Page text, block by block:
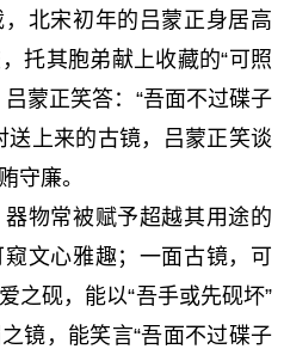
北宋初年的吕蒙正身居高
托其胞弟献上收藏的“可照
蒙正笑答：“吾面不过碟子
送上来的古镜，吕蒙正笑谈
守廉。
物常被赋予超越其用途的
文心雅趣；一面古镜，可
之砚，能以“吾手或先砚坏”
镜，能笑言“吾面不过碟子